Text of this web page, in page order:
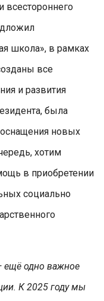
всестороннего
школа», в рамках
все
и развития
была
оснащения новых
хотим
в приобретении
социально
ещё одно важное
К 2025 году мы